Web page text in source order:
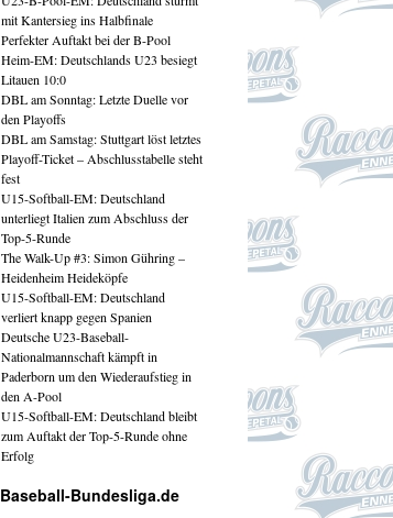
mit Kantersieg ins Halbfinale
Perfekter Auftakt bei der B-Pool
Heim-EM: Deutschlands U23 besiegt
Litauen 10:0
DBL am Sonntag: Letzte Duelle vor
den Playoffs
DBL am Samstag: Stuttgart löst letztes
Playoff-Ticket – Abschlusstabelle steht
fest
U15-Softball-EM: Deutschland
unterliegt Italien zum Abschluss der
Top-5-Runde
The Walk-Up #3: Simon Gühring –
Heidenheim Heideköpfe
U15-Softball-EM: Deutschland
verliert knapp gegen Spanien
Deutsche U23-Baseball-
Nationalmannschaft kämpft in
Paderborn um den Wiederaufstieg in
den A-Pool
U15-Softball-EM: Deutschland bleibt
zum Auftakt der Top-5-Runde ohne
Erfolg
Baseball-Bundesliga.de